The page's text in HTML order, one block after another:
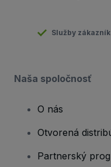
Služby
Naša spoločnosť
O nás
Otvorená
Partnerský